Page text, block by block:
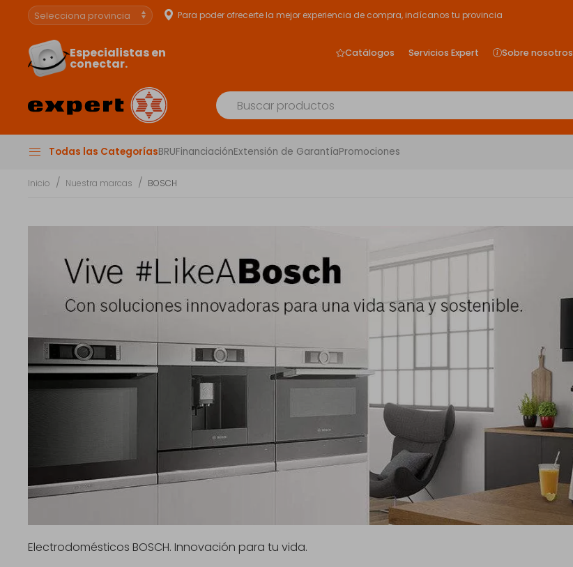
Para poder ofrecerte la mejor experiencia de compra, indícanos tu provincia
Especialistas en
conectar.
Catálogos Servicios Expert Sobre nosotros
Todas las CategoríasBRUFinanciaciónExtensión de GarantíaPromociones
Inicio Nuestra marcas BOSCH
Electrodomésticos BOSCH. Innovación para tu vida.